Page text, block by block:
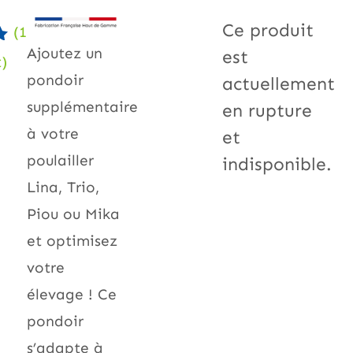
(1
Ajoutez un
pondoir
supplémentaire
à votre
poulailler
Lina, Trio,
Piou ou Mika
et optimisez
votre
élevage ! Ce
pondoir
s’adapte à
Ce produit
est
actuellement
en rupture
et
indisponible.